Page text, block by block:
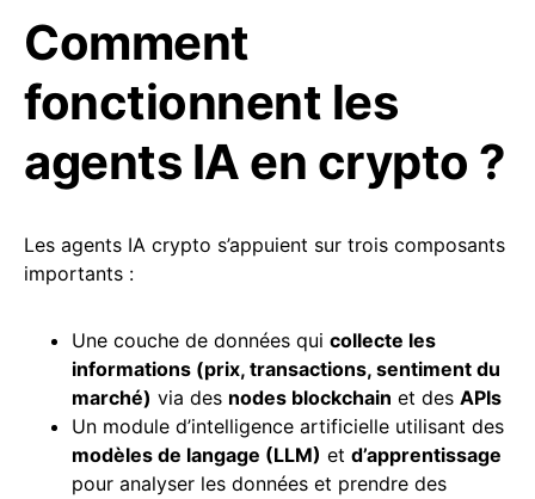
Comment
fonctionnent les
agents IA en crypto ?
Les agents IA crypto s’appuient sur trois composants
importants :
Une couche de données qui collecte les
informations (prix, transactions, sentiment du
marché) via des nodes blockchain et des APIs
Un module d’intelligence artificielle utilisant des
modèles de langage (LLM) et d’apprentissage
pour analyser les données et prendre des